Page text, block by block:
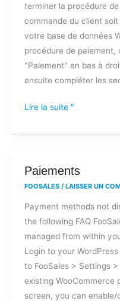
terminer la procédure
commande du client
votre base de données
procédure de paiement,
"Paiement" en bas à
ensuite compléter les
Lire la suite "
Paiements
FOOSALES / LAISSER UN
Payment methods not
the following FAQ
managed from within
Login to your
to FooSales > Settings
existing WooCommerce
screen, you can
Paiements